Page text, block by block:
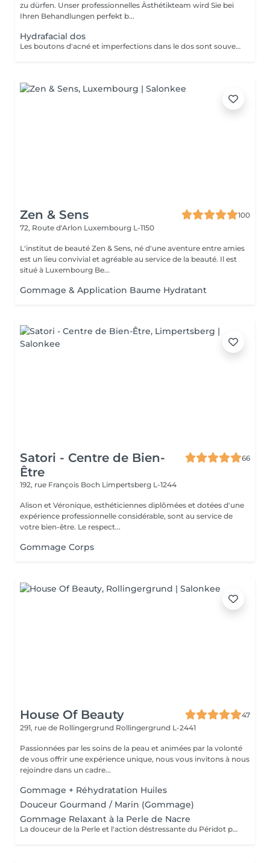
zu dürfen. Unser professionnelles Ästhétikteam wird Sie bei
Ihren Behandlungen perfekt b...
Hydrafacial dos
Les boutons d'acné et imperfections dans le dos sont souvent présents chez les adolescents, jeunes adultes ou encore chez les personnes présentant des problèmes hormonaux. Leur apparition s'explique par le même phénomène que les imperfections du visage : une accumulation de sébum, peaux mortes, et une inflammation. HydraFacial est le seul traitement utilisant une technologie brevetée pour nettoyer, éliminer et hydrater. Les super sérums HydraFacial contiennent des ingrédients nutritifs pour une peau plus belle immédiatement. Le résultat : un nettoyage profond de la peau, une réhydratation, et une diminution des imperfections. Ce soin est composé d'un nettoyage, d'une exfoliation douce, d'une extraction et d'antioxydants.
Zen & Sens
100
72, Route d'Arlon Luxembourg L-1150
L'institut de beauté Zen & Sens, né d'une aventure entre amies
est un lieu convivial et agréable au service de la beauté. Il est
situé à Luxembourg Be...
Gommage & Application Baume Hydratant
Satori - Centre de Bien-
Être
66
192, rue François Boch Limpertsberg L-1244
Alison et Véronique, esthéticiennes diplômées et dotées d'une
expérience professionnelle considérable, sont au service de
votre bien-être. Le respect...
Gommage Corps
House Of Beauty
47
291, rue de Rollingergrund Rollingergrund L-2441
Passionnées par les soins de la peau et animées par la volonté
de vous offrir une expérience unique, nous vous invitons à nous
rejoindre dans un cadre...
Gommage + Réhydratation Huiles
Douceur Gourmand / Marin (Gommage)
Gommage Relaxant à la Perle de Nacre
La douceur de la Perle et l'action déstressante du Péridot pour affiner le grain de peau. Le corps est détendu et la peau est douce.